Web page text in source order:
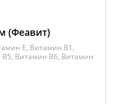
(Феавит)
E, Витамин B1,
Витамин B6, Витамин